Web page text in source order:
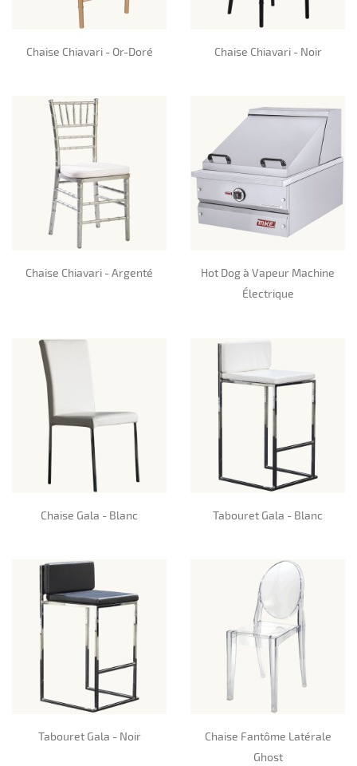
Chaise Chiavari - Or-Doré Chaise Chiavari - Noir
Chaise Chiavari - Argenté
Hot Dog à Vapeur Machine
Électrique
Chaise Gala - Blanc Tabouret Gala - Blanc
Tabouret Gala - Noir
Chaise Fantôme Latérale
Ghost